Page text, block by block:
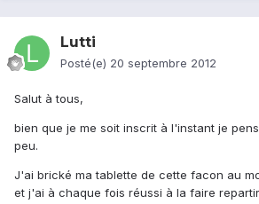
Lutti
Posté(e) 20 septembre 2012
Salut à tous,
bien que je me soit inscrit à l'instant je
peu.
J'ai brické ma tablette de cette facon au
et j'ai à chaque fois réussi à la faire repartir